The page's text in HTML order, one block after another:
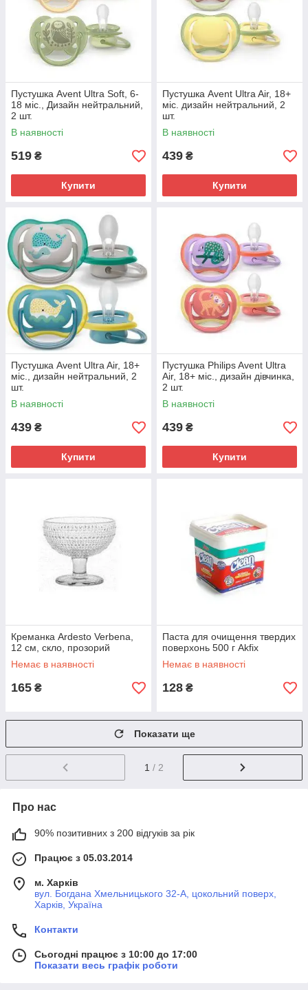
Пустушка Avent Ultra Soft, 6-
18 міс., Дизайн нейтральний,
2 шт.
В наявності
519 ₴
Купити
Пустушка Avent Ultra Air, 18+
міс. дизайн нейтральний, 2
шт.
В наявності
439 ₴
Купити
Пустушка Avent Ultra Air, 18+
міс., дизайн нейтральний, 2
шт.
В наявності
439 ₴
Купити
Пустушка Philips Avent Ultra
Air, 18+ міс., дизайн дівчинка,
2 шт.
В наявності
439 ₴
Купити
Креманка Ardesto Verbena,
12 см, скло, прозорий
Немає в наявності
165 ₴
Паста для очищення твердих
поверхонь 500 г Akfix
Немає в наявності
128 ₴
Показати ще
1 / 2
Про нас
90% позитивних з 200 відгуків за рік
Працює з 05.03.2014
м. Харків
вул. Богдана Хмельницького 32-А, цокольний поверх,
Харків, Україна
Контакти
Сьогодні працює з 10:00 до 17:00
Показати весь графік роботи